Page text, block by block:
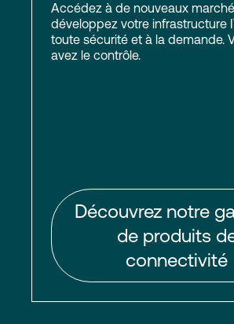
Accédez à de nouveaux
développez votre infrastructure
toute sécurité et à la demande.
avez le contrôle.
Découvrez notre
de produits
connectivité